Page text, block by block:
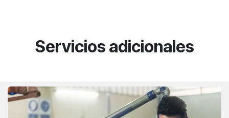
Servicios adicionales